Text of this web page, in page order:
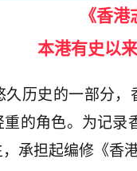
《香
本港有史以
久历史的一部分
的角色。为记
承担起编修《香